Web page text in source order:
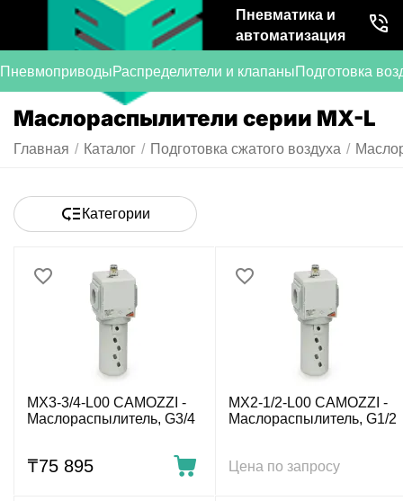
Пневматика и
автоматизация
ПневмоприводыРаспределители и клапаныПодготовка
Маслораспылители серии MX-L
Главная / Каталог / Подготовка сжатого воздуха /
Категории
MX3-3/4-L00 CAMOZZI -
Маслораспылитель, G3/4
₸75 895
MX2-1/2-L00 CAMOZZI -
Маслораспылитель, G1/2
Цена по запросу